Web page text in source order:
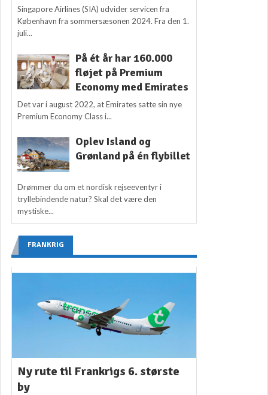
Singapore Airlines (SIA) udvider servicen fra
København fra sommersæsonen 2024. Fra den 1.
juli...
På ét år har 160.000
fløjet på Premium
Economy med Emirates
Det var i august 2022, at Emirates satte sin nye
Premium Economy Class i...
Oplev Island og
Grønland på én flybillet
Drømmer du om et nordisk rejseeventyr i
tryllebindende natur? Skal det være den
mystiske...
FRANKRIG
Ny rute til Frankrigs 6. største
by